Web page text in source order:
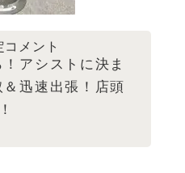
メント
アシストに決ま
迅速出張！店頭